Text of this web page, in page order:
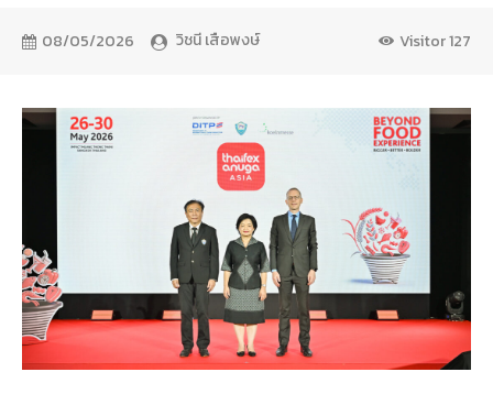
08/05/2026 วิชนี เสือพงษ์ Visitor127